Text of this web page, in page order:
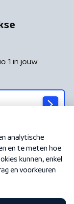
1 in jouw